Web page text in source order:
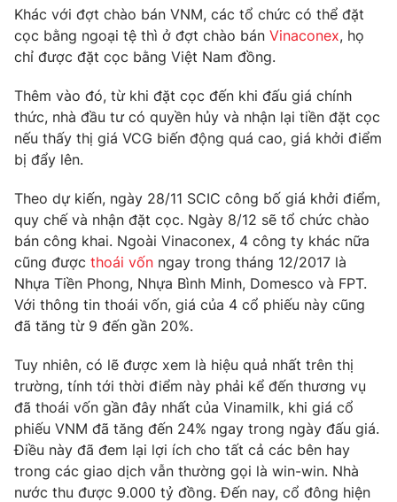
Khán giả
Giải sao mai
Sao
Du lịch
Làm đẹp
Giáo dục
Tuyển sinh
Học trực tuyến
Hitech Công nghệ tương lai
Sản phẩm
Tư vấn
Giao lưu trực tuyến
Chuyên mục khác
Emagazine Podcast
Photo Infographic
Video Shorts video
VTV Money VTV Thể thao
VTV Sức khoẻ Bất động sản
Khác với đợt chào bán VNM, các tổ chức có thể đặt
cọc bằng ngoại tệ thì ở đợt chào bán Vinaconex, họ
chỉ được đặt cọc bằng Việt Nam đồng.
Thêm vào đó, từ khi đặt cọc đến khi đấu giá chính
thức, nhà đầu tư có quyền hủy và nhận lại tiền đặt cọc
nếu thấy thị giá VCG biến động quá cao, giá khởi điểm
bị đẩy lên.
Theo dự kiến, ngày 28/11 SCIC công bố giá khởi điểm,
quy chế và nhận đặt cọc. Ngày 8/12 sẽ tổ chức chào
bán công khai. Ngoài Vinaconex, 4 công ty khác nữa
cũng được thoái vốn ngay trong tháng 12/2017 là
Nhựa Tiền Phong, Nhựa Bình Minh, Domesco và FPT.
Với thông tin thoái vốn, giá của 4 cổ phiếu này cũng
đã tăng từ 9 đến gần 20%.
Tuy nhiên, có lẽ được xem là hiệu quả nhất trên thị
trường, tính tới thời điểm này phải kể đến thương vụ
đã thoái vốn gần đây nhất của Vinamilk, khi giá cổ
phiếu VNM đã tăng đến 24% ngay trong ngày đấu giá.
Điều này đã đem lại lợi ích cho tất cả các bên hay
trong các giao dịch vẫn thường gọi là win-win. Nhà
nước thu được 9.000 tỷ đồng. Đến nay, cổ đông hiện